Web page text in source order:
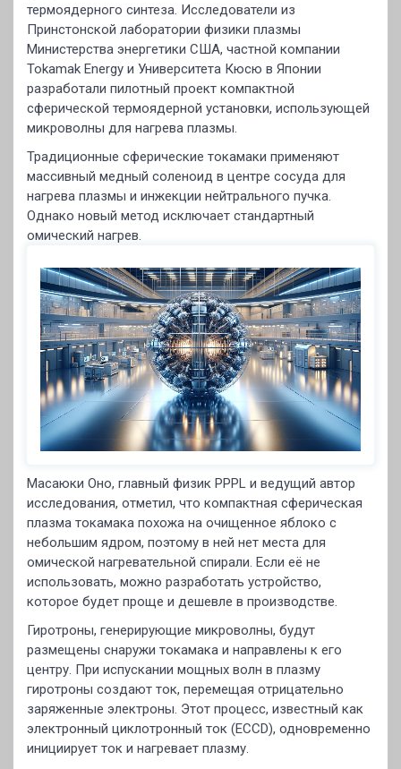
термоядерного синтеза. Исследователи из
Принстонской лаборатории физики плазмы
Министерства энергетики США, частной компании
Tokamak Energy и Университета Кюсю в Японии
разработали пилотный проект компактной
сферической термоядерной установки, использующей
микроволны для нагрева плазмы.
Традиционные сферические токамаки применяют
массивный медный соленоид в центре сосуда для
нагрева плазмы и инжекции нейтрального пучка.
Однако новый метод исключает стандартный
омический нагрев.
Масаюки Оно, главный физик PPPL и ведущий автор
исследования, отметил, что компактная сферическая
плазма токамака похожа на очищенное яблоко с
небольшим ядром, поэтому в ней нет места для
омической нагревательной спирали. Если её не
использовать, можно разработать устройство,
которое будет проще и дешевле в производстве.
Гиротроны, генерирующие микроволны, будут
размещены снаружи токамака и направлены к его
центру. При испускании мощных волн в плазму
гиротроны создают ток, перемещая отрицательно
заряженные электроны. Этот процесс, известный как
электронный циклотронный ток (ECCD), одновременно
инициирует ток и нагревает плазму.